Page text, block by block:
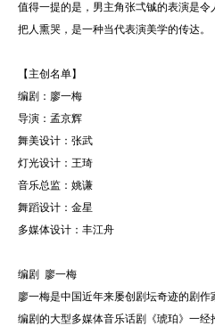
值得一提的是，男主角张弌铖的表演是
把人熏哭，是一种当代表演美学的传达。
【主创名单】
编剧：廖一梅
导演：孟京辉
舞美设计：张武
灯光设计：王琦
音乐总监：姚谦
舞蹈设计：金星
多媒体设计：丰江舟
编剧 廖一梅
廖一梅是中国近年来屡创剧坛奇迹的剧
编剧的大型多媒体音乐话剧《琥珀》一